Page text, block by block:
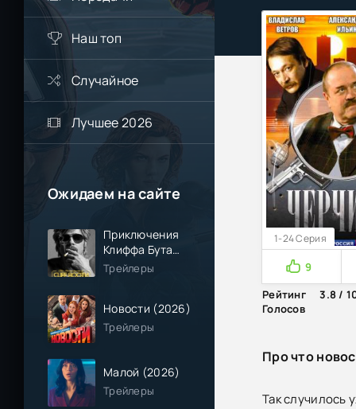
Наш топ
Случайное
Лучшее 2026
Ожидаем на сайте
Приключения
Клиффа Бута
(2026)
Трейлеры
Новости (2026)
Трейлеры
Малой (2026)
Трейлеры
1-24 Серия
9
Рейтинг
3.8 /
Голосов
Про что
Так случилось